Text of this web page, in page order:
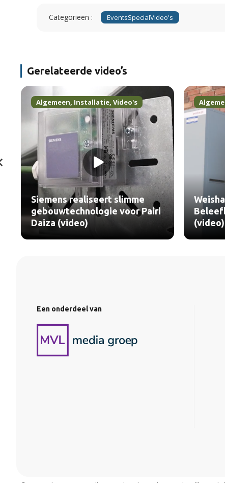
Categorieën : EventsSpecialVideo's
Gerelateerde video’s
Algemeen, Installatie, Video's
Siemens realiseert slimme
gebouwtechnologie voor Pairi
Daiza (video)
(video)
Een onderdeel van